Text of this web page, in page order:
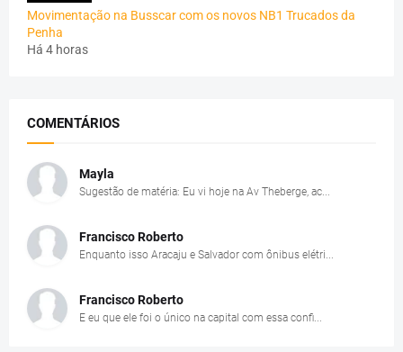
Movimentação na Busscar com os novos NB1 Trucados da
Penha
Há 4 horas
COMENTÁRIOS
Mayla
Sugestão de matéria: Eu vi hoje na Av Theberge, ac...
Francisco Roberto
Enquanto isso Aracaju e Salvador com ônibus elétri...
Francisco Roberto
E eu que ele foi o único na capital com essa confi...